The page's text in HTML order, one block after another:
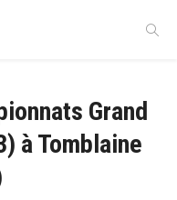
Grand
à Tomblaine